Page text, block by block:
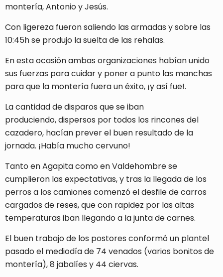
montería, Antonio y Jesús.
Con ligereza fueron saliendo las armadas y sobre las
10:45h se produjo la suelta de las rehalas.
En esta ocasión ambas organizaciones habían unido
sus fuerzas para cuidar y poner a punto las manchas
para que la montería fuera un éxito, ¡y así fue!.
La cantidad de disparos que se iban
produciendo, dispersos por todos los rincones del
cazadero, hacían prever el buen resultado de la
jornada. ¡Había mucho cervuno!
Tanto en Agapita como en Valdehombre se
cumplieron las expectativas, y tras la llegada de los
perros a los camiones comenzó el desfile de carros
cargados de reses, que con rapidez por las altas
temperaturas iban llegando a la junta de carnes.
El buen trabajo de los postores conformó un plantel
pasado el mediodía de 74 venados (varios bonitos de
montería), 8 jabalíes y 44 ciervas.